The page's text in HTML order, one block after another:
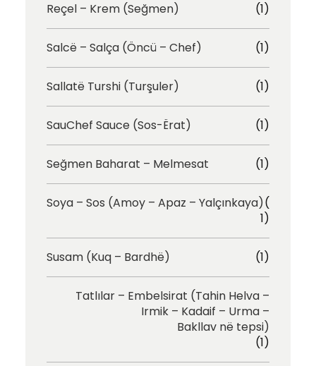
Reçel – Krem (Seğmen) (1)
Salcë – Salça (Öncü – Chef) (1)
Sallatë Turshi (Turşuler) (1)
SauChef Sauce (Sos-Ërat) (1)
Seğmen Baharat – Melmesat (1)
Soya – Sos (Amoy – Apaz – Yalçınkaya)(
1)
Susam (Kuq – Bardhë) (1)
Tatlılar – Embelsirat (Tahin Helva –
Irmik – Kadaif – Urma –
Bakllav në tepsi)
(1)